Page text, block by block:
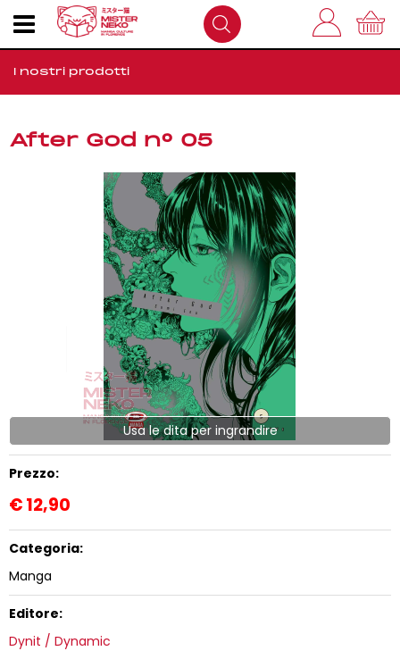
I nostri prodotti
Come Funziona
Dove Siamo
After God n° 05
Usa le dita per ingrandire
Prezzo:
€12,90
Categoria:
Manga
Editore:
Dynit / Dynamic